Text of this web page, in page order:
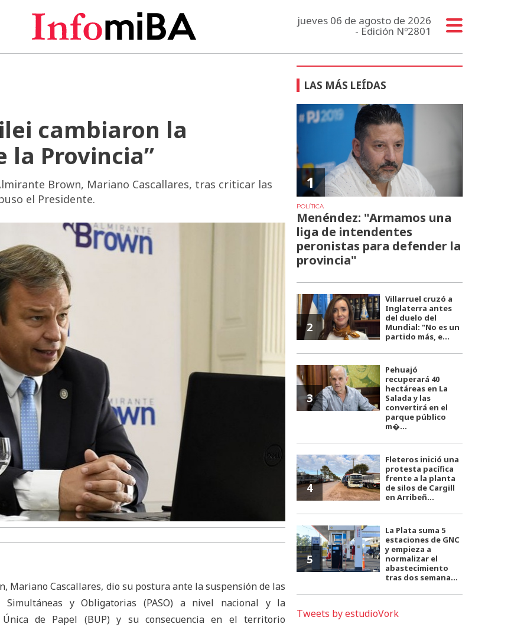
jueves 06 de agosto de 2026
- Edición Nº2801
cambiaron la
Provincia”
Brown, Mariano Cascallares, tras criticar las
el Presidente.
Mariano Cascallares, dio su postura ante la suspensión de las
Simultáneas y Obligatorias (PASO) a nivel nacional y la
de Papel (BUP) y su consecuencia en el territorio
LAS MÁS LEÍDAS
1
POLÍTICA
Menéndez: "Armamos una
liga de intendentes
peronistas para defender la
provincia"
2
Villarruel cruzó a
Inglaterra antes
del duelo del
Mundial: "No es un
partido más, e...
3
Pehuajó
recuperará 40
hectáreas en La
Salada y las
convertirá en el
parque público
m�...
4
Fleteros inició una
protesta pacífica
frente a la planta
de silos de Cargill
en Arribeñ...
5
La Plata suma 5
estaciones de GNC
y empieza a
normalizar el
abastecimiento
tras dos semana...
Tweets by estudioVork